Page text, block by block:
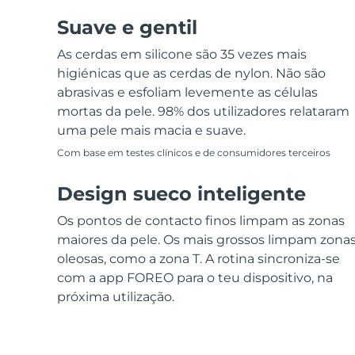
Suave e gentil
As cerdas em silicone são 35 vezes mais
higiénicas que as cerdas de nylon. Não são
abrasivas e esfoliam levemente as células
mortas da pele. 98% dos utilizadores relataram
uma pele mais macia e suave.
Com base em testes clínicos e de consumidores terceiros
Design sueco inteligente
Os pontos de contacto finos limpam as zonas
maiores da pele. Os mais grossos limpam
oleosas, como a zona T. A rotina sincroniza-se
com a app FOREO para o teu dispositivo, na
próxima utilização.